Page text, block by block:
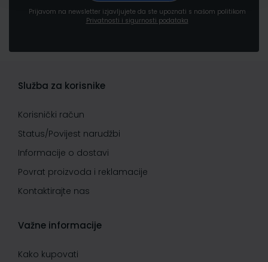
Prijavom na newsletter izjavljujete da ste upoznati s našom politikom
Privatnosti i sigurnosti podataka
Služba za korisnike
Korisnički račun
Status/Povijest narudžbi
Informacije o dostavi
Povrat proizvoda i reklamacije
Kontaktirajte nas
Važne informacije
Kako kupovati